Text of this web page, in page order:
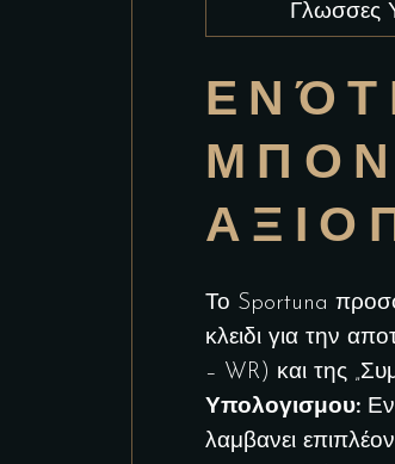
Γλωσσες
Το Sportuna
κλειδι για την
– WR) και της
Υπολογισμου:
λαμβανει